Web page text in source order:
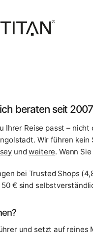
beraten seit 2007
Ihrer Reise passt –
Wir führen
undweitere. Wenn
bei Trusted Shops
€ sind
und setzt auf reines